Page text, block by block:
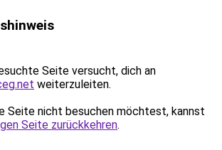
Seite versucht, dich an
weiterzuleiten.
Seite nicht besuchen möchtest, kannst
Seite zurückkehren.